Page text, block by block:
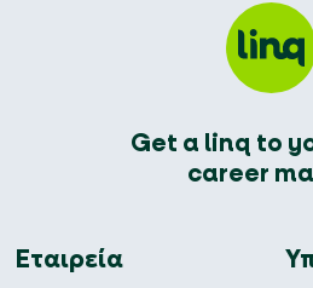
Get a linq to
career
Εταιρεία